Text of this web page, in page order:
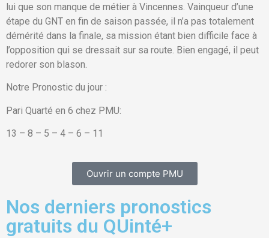
lui que son manque de métier à Vincennes. Vainqueur d’une
étape du GNT en fin de saison passée, il n’a pas totalement
démérité dans la finale, sa mission étant bien difficile face à
l’opposition qui se dressait sur sa route. Bien engagé, il peut
redorer son blason.
Notre Pronostic du jour :
Pari Quarté en 6 chez PMU:
13 – 8 – 5 – 4 – 6 – 11
Ouvrir un compte PMU
Nos derniers pronostics
gratuits du QUinté+